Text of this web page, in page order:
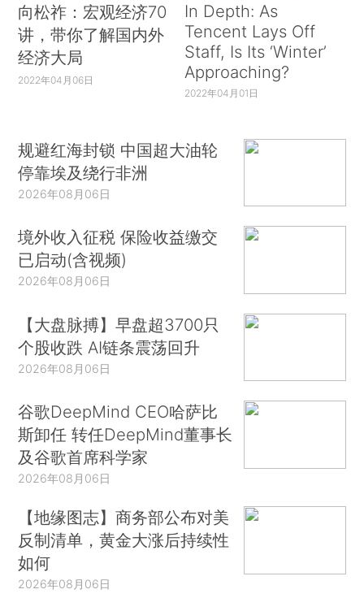
向松祚：宏观经济70
讲，带你了解国内外
经济大局
2022年04月06日
In Depth: As
Tencent Lays Off
Staff, Is Its ‘Winter’
Approaching?
2022年04月01日
规避红海封锁 中国超大油轮
停靠埃及绕行非洲
2026年08月06日
境外收入征税 保险收益缴交
已启动(含视频)
2026年08月06日
【大盘脉搏】早盘超3700只
个股收跌 AI链条震荡回升
2026年08月06日
谷歌DeepMind CEO哈萨比
斯卸任 转任DeepMind董事长
及谷歌首席科学家
2026年08月06日
【地缘图志】商务部公布对美
反制清单，黄金大涨后持续性
如何
2026年08月06日